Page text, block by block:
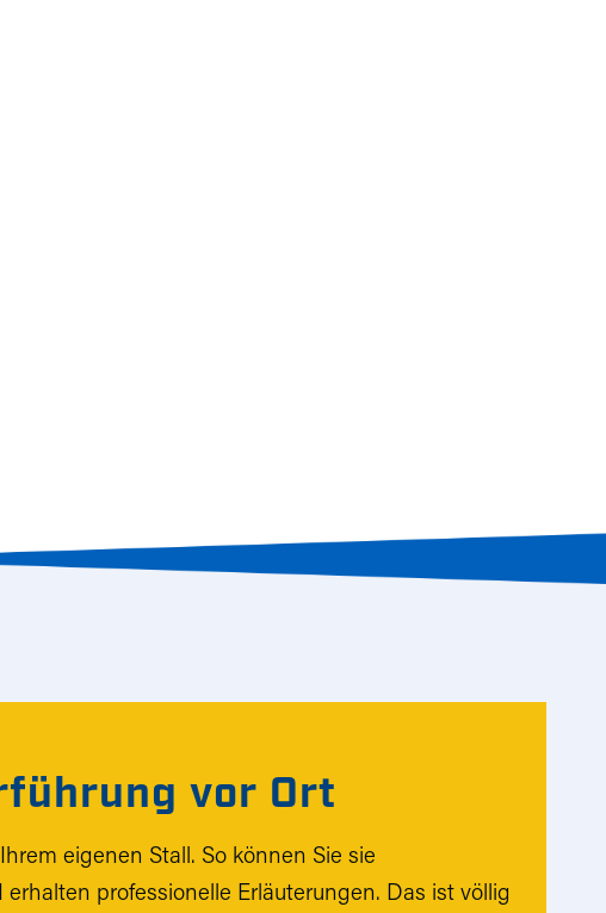
vor Ort
eigenen Stall. So können Sie sie
professionelle Erläuterungen. Das ist völlig